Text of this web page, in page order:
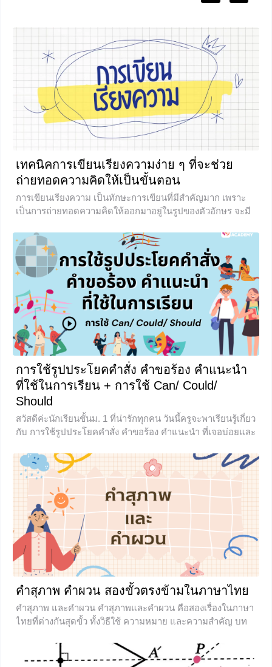
เทคนิคการเขียนเรียงความง่าย ๆ ที่จะช่วย
ถ่ายทอดความคิดให้เป็นขั้นตอน
การเขียนเรียงความ เป็นทักษะการเขียนที่มีสำคัญมาก เพราะ
เป็นการถ่ายทอดความคิดให้ออกมาอยู่ในรูปของตัวอักษร จะมี
ความเข้าใจถึงวิธีการเขียนเรียงมากขึ้น จะเป็นอย่างไรนั้น ไป
เรียนรู้พร้อมกันเลยค่ะ เรียงความ เป็นทักษะการเขียนที่
แสดงออกถึงความรู้สึกนึกคิด ความเห็น ความเข้าใจของผู้เขียน
มีรูปแบบและวิธีการเขียนที่มีแบบแผน เพื่อถ่ายทอดความคิด
ออกมาเป็นตัวอักษรให้น่าอ่าน และยังเป็นพื้นฐานของการเขียน
ต่าง ๆ ไม่ว่าจะเป็นบทความหรือนวนิยายอีกด้วย โดยประเภท
ของการเขียนเรียงความมีดังนี้ 1. เรื่องที่เขียนเพื่อความรู้ 2.
เรื่องที่เขียนเพื่อความเข้าใจ
+2
การใช้รูปประโยคคำสั่ง คำขอร้อง คำแนะนำ
ที่ใช้ในการเรียน + การใช้ Can/ Could/
Should
สวัสดีค่ะนักเรียนชั้นม. 1 ที่น่ารักทุกคน วันนี้ครูจะพาเรียนรู้เกี่ยว
กับ การใช้รูปประโยคคำสั่ง คำขอร้อง คำแนะนำ ที่เจอบ่อยและ
ประโยคคำสั่ง (Imperative sentence) รูปแบบและโครงสร้าง
ประโยคคำสั่ง Imperative sentence Imperative sentence ใน
รูปแบบประโยคบอกเล่าจะ
+1
คำสุภาพ คำผวน สองขั้วตรงข้ามในภาษาไทย
คำสุภาพ และคำผวน คำสุภาพและคำผวน คือสองเรื่องในภาษา
ไทยที่ต่างกันสุดขั้ว ทั้งวิธีใช้ ความหมาย และความสำคัญ บท
สุภาพ และคำผวนในภาษาไทย ว่าทำไมถึงต่างกันและสามารถ
ใช้ในโอกาสใดได้บ้าง ไปเรียนรู้เรื่องนี้พร้อม ๆ กันเลยค่ะ